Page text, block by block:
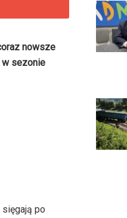
nowsze
w sezonie
po